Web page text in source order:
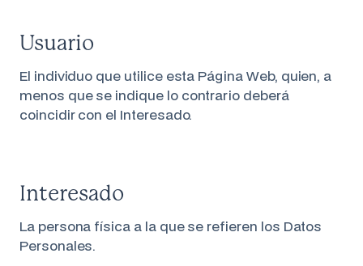
Usuario
El individuo que utilice esta Página Web, quien, a
menos que se indique lo contrario deberá
coincidir con el Interesado.
Interesado
La persona física a la que se refieren los Datos
Personales.